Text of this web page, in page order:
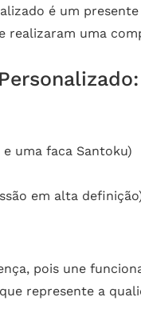
é um
realizaram uma
uma faca Santoku)
em alta
pois une
represente a